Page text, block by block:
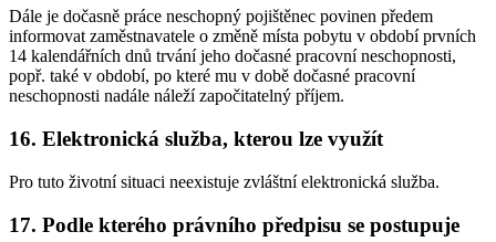
Dále je dočasně práce neschopný pojištěnec povinen předem
informovat zaměstnavatele o změně místa pobytu v období prvních
14 kalendářních dnů trvání jeho dočasné pracovní neschopnosti,
popř. také v období, po které mu v době dočasné pracovní
neschopnosti nadále náleží započitatelný příjem.
16. Elektronická služba, kterou lze využít
Pro tuto životní situaci neexistuje zvláštní elektronická služba.
17. Podle kterého právního předpisu se postupuje